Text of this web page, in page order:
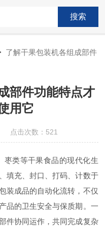
了解干果包装机各组成部件
部件功能特点才
用它
点击次数：521
类等干果食品的现代化生
填充、封口、打码、计数于
装成品的自动化流转，不仅
品的卫生安全与保质期。一
件协同运作，共同完成复杂